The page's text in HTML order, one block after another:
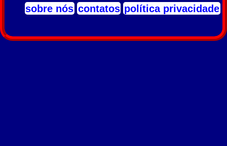
sobre nós contatos política privacidade